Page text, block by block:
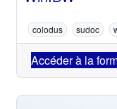
colodus sudoc
Accéder à la